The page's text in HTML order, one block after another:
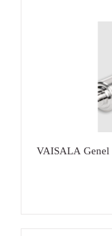
VAISALA Genel